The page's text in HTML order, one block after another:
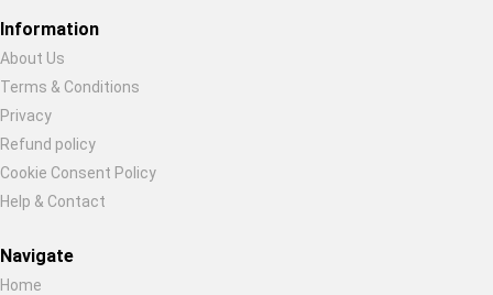
Information
About Us
Terms & Conditions
Privacy
Refund policy
Cookie Consent Policy
Help & Contact
Navigate
Home